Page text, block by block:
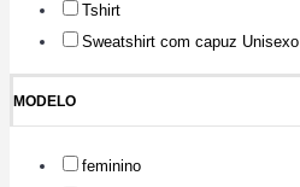
Tshirt
Sweatshirt com capuz Unisexo
MODELO
feminino